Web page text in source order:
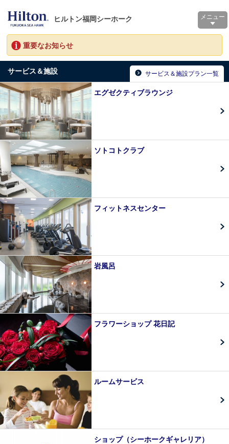
ヒルトン福岡シーホーク メニュー
重要なお知らせ
サービス＆施設 サービス＆施設プラン一覧
エグゼクティブラウンジ
ソトコトクラブ
フィットネスセンター
岩風呂
フラワーショップ 花日記
ルームサービス
ショップ（シーホークギャレリア）